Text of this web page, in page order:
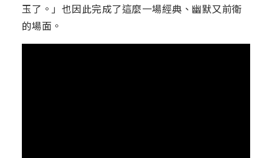
玉了。」也因此完成了這麼一場經典、幽默又前衛
的場面。